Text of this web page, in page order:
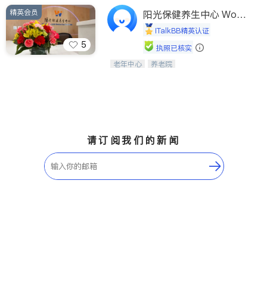
养老 非盈利组织
Rowland Heights & Hacienda H
eights
Los Angeles County - Other Ci
ties
5
精英会员
阳光保健养生中心 World
shineiTalkBB精英认证
执照已核实
阳光保健养生中心为老年人提供日间护
老年中心 养老院
请订阅我们的新闻